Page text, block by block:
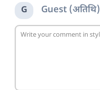
G Guest (अतिथि)